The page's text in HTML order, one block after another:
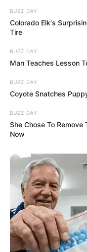
BUZZ DAY
Colorado Elk's
Tire
BUZZ DAY
Man Teaches Lesson
BUZZ DAY
Coyote Snatches
BUZZ DAY
She Chose To
Now